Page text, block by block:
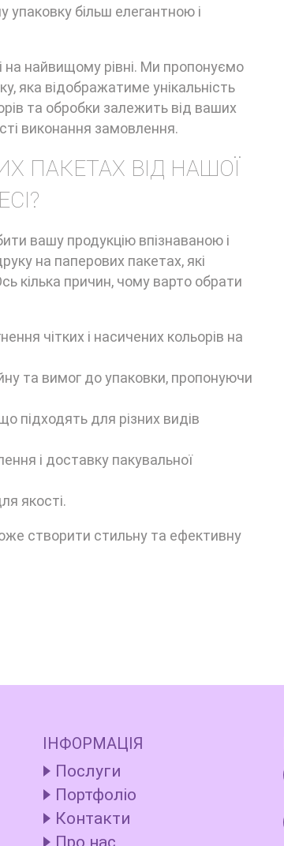
більш елегантною і
на найвищому рівні. Ми пропонуємо
яка відображатиме унікальність
та обробки залежить від ваших
виконання замовлення.
ПАКЕТАХ ВІД НАШОЇ
вашу продукцію впізнаваною і
на паперових пакетах, які
кілька причин, чому варто обрати
чітких і насичених кольорів на
та вимог до упаковки, пропонуючи
підходять для різних видів
і доставку пакувальної
якості.
створити стильну та ефективну
ІНФОРМАЦІЯ
Послуги
Портфоліо
Контакти
Про нас